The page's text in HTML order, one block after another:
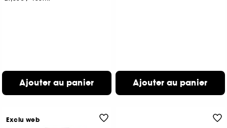
Ajouter au panier Ajouter au panier
Exclu web